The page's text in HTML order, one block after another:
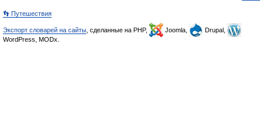
👣 Путешествия
Экспорт словарей на сайты , сделанные на PHP, Joomla,
Drupal,
WordPress, MODx.